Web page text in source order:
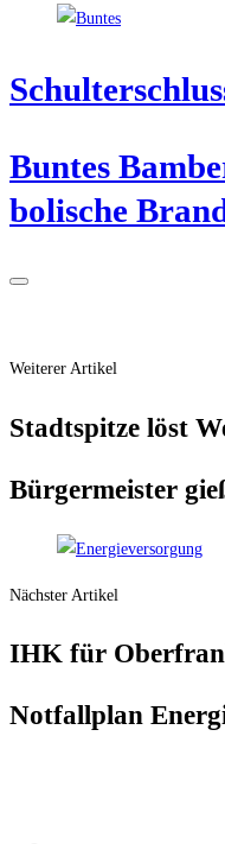
Bun­tes
bo­li­sche
Weiterer Artikel
Stadt­spit­ze löst
Bür­ger­meis­ter
Nächster Artikel
IHK für
Not­fall­plan